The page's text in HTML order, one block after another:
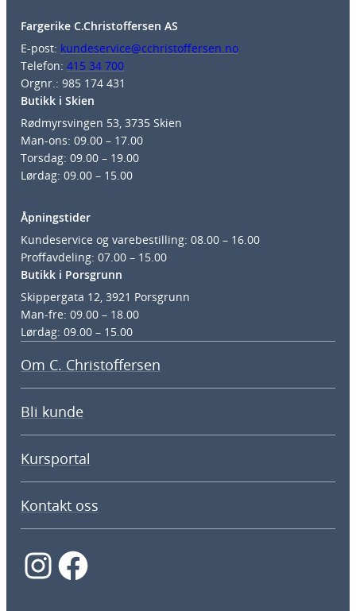
Fargerike C.Christoffersen AS
E-post: kundeservice@cchristoffersen.no
Telefon: 415 34 700
Orgnr.: 985 174 431
Butikk i Skien
Rødmyrsvingen 53, 3735 Skien
Man-ons: 09.00 – 17.00
Torsdag: 09.00 – 19.00
Lørdag: 09.00 – 15.00
Åpningstider
Kundeservice og varebestilling: 08.00 – 16.00
Proffavdeling: 07.00 – 15.00
Butikk i Porsgrunn
Skippergata 12, 3921 Porsgrunn
Man-fre: 09.00 – 18.00
Lørdag: 09.00 – 15.00
Om C. Christoffersen
Bli kunde
Kursportal
Kontakt oss
InstagramFacebook